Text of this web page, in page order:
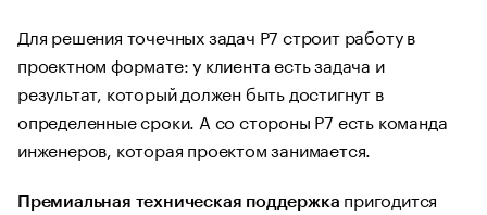
Для решения точечных задач Р7 строит работу в
проектном формате: у клиента есть задача и
результат, который должен быть достигнут в
определенные сроки. А со стороны Р7 есть команда
инженеров, которая проектом занимается.
Премиальная техническая поддержка пригодится